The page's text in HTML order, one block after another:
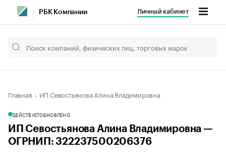
РБК Компании Личный кабинет
Главная ИП Севостьянова Алина Владимировна
ДЕЙСТВУЕТОБНОВЛЕНО
ИП Севостьянова Алина Владимировна —
ОГРНИП: 322237500206376